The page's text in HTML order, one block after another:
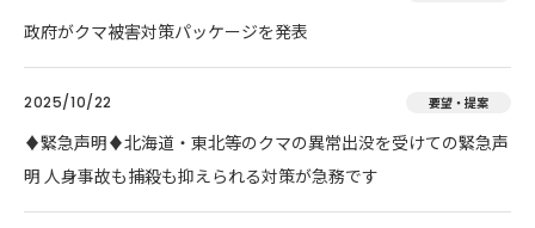
政府がクマ被害対策パッケージを発表
2025/10/22 要望・提案
♦️緊急声明♦️北海道・東北等のクマの異常出没を受けての緊急声
明 人身事故も捕殺も抑えられる対策が急務です